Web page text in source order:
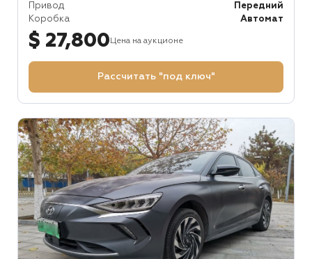
Привод
Передний
Коробка
Автомат
$ 27,800 Цена на аукционе
Рассчитать "под ключ"